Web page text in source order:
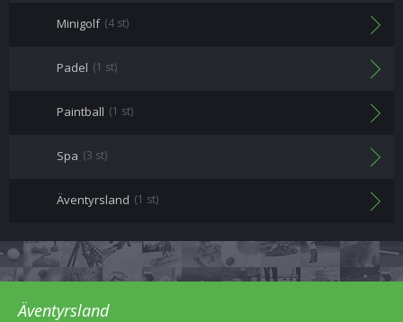
Minigolf (4 st)
Padel (1 st)
Paintball (1 st)
Spa (3 st)
Äventyrsland (1 st)
Äventyrsland